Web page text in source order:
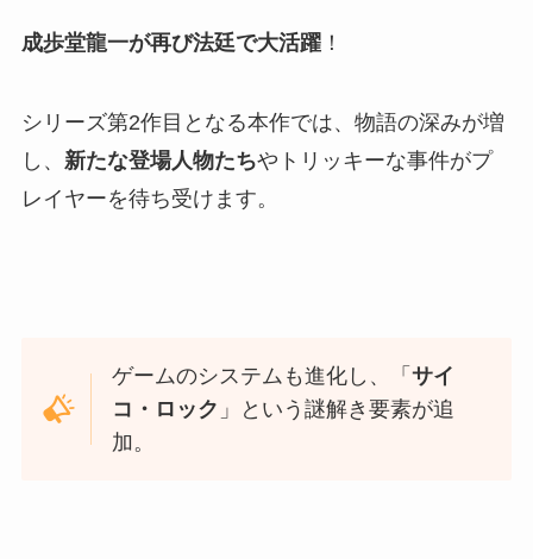
成歩堂龍一が再び法廷で大活躍！
シリーズ第2作目となる本作では、物語の深みが増
し、 新たな登場人物たちやトリッキーな事件がプ
レイヤーを待ち受けます。
ゲームのシステムも進化し、「サイ
コ・ロック 」という謎解き要素が追
加。